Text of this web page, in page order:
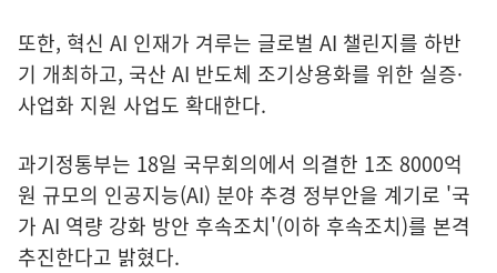
또한, 혁신 AI 인재가 겨루는 글로벌 AI 챌린지를 하반
기 개최하고, 국산 AI 반도체 조기상용화를 위한 실증·
사업화 지원 사업도 확대한다.
과기정통부는 18일 국무회의에서 의결한 1조 8000억
원 규모의 인공지능(AI) 분야 추경 정부안을 계기로 '국
가 AI 역량 강화 방안 후속조치'(이하 후속조치)를 본격
추진한다고 밝혔다.